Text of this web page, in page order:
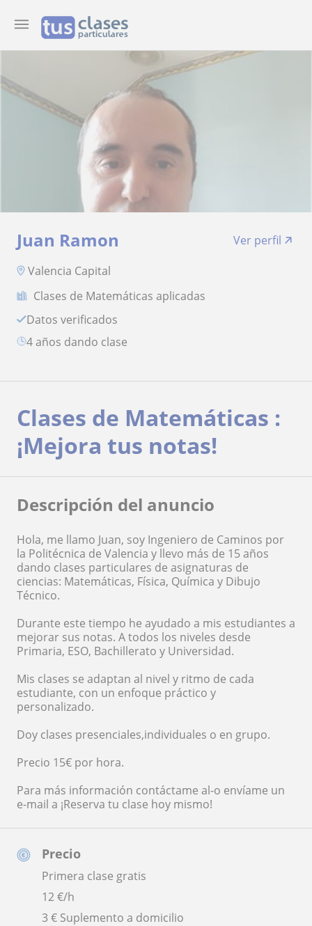
Juan Ramon
Ver perfil
Valencia Capital
Clases de Matemáticas aplicadas
Datos verificados
4 años dando clase
Precio
Primera clase gratis
12€/h
3 € Suplemento a domicilio
Clases de Matemáticas :
¡Mejora tus notas!
Descripción del anuncio
Hola, me llamo Juan, soy Ingeniero de Caminos por
la Politécnica de Valencia y llevo más de 15 años
dando clases particulares de asignaturas de
ciencias: Matemáticas, Física, Química y Dibujo
Técnico.
Durante este tiempo he ayudado a mis estudiantes a
mejorar sus notas. A todos los niveles desde
Primaria, ESO, Bachillerato y Universidad.
Mis clases se adaptan al nivel y ritmo de cada
estudiante, con un enfoque práctico y
personalizado.
Doy clases presenciales,individuales o en grupo.
Precio 15€ por hora.
Para más información contáctame al-o envíame un
e-mail a ¡Reserva tu clase hoy mismo!